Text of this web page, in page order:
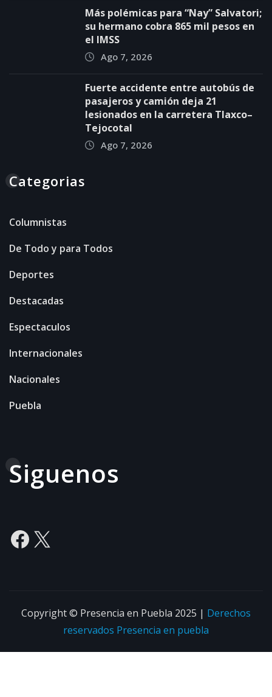
Más polémicas para “Nay” Salvatori;
su hermano cobra 865 mil pesos en
el IMSS
Ago 7, 2026
Fuerte accidente entre autobús de
pasajeros y camión deja 21
lesionados en la carretera Tlaxco–
Tejocotal
Ago 7, 2026
Categorias
Columnistas
De Todo y para Todos
Deportes
Destacadas
Espectaculos
Internacionales
Nacionales
Puebla
Siguenos
Facebook
X
Copyright © Presencia en Puebla 2025 | Derechos
reservados Presencia en puebla